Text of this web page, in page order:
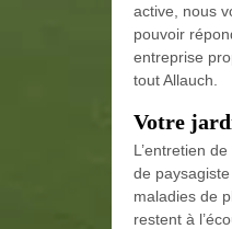
active, nous
pouvoir
entreprise
tout Allauch.
Votre
L’entretien
de
maladies de
restent à